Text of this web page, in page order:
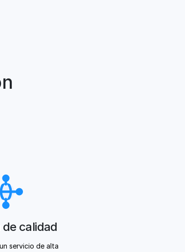
calidad
servicio de alta